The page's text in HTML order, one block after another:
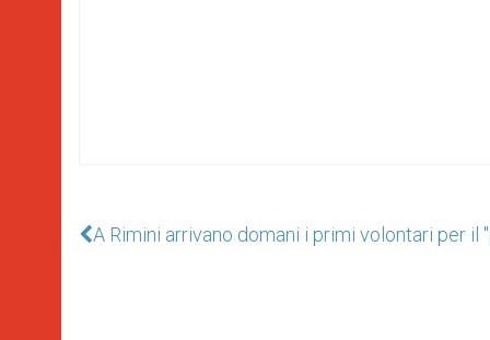
A Rimini arrivano domani i primi volontari per il